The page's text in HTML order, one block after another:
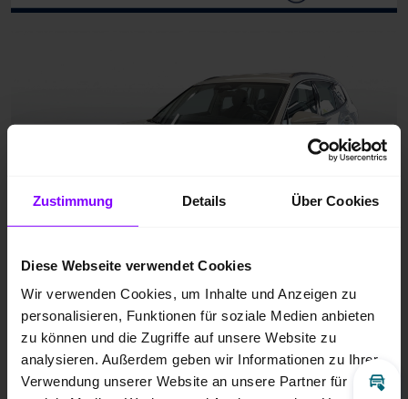
Zustimmung Details Über Cookies
Diese Webseite verwendet Cookies
Wir verwenden Cookies, um Inhalte und Anzeigen zu
personalisieren, Funktionen für soziale Medien anbieten
zu können und die Zugriffe auf unsere Website zu
analysieren. Außerdem geben wir Informationen zu Ihrer
Verwendung unserer Website an unsere Partner für